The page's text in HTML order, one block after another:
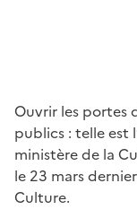
Ouvrir les portes
publics : telle est
ministère de la
le 23 mars
Culture.